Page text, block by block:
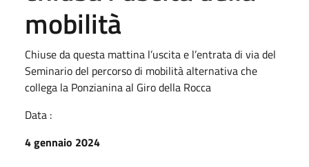
mobilità
Chiuse da questa mattina l’uscita e l’entrata di via del
Seminario del percorso di mobilità alternativa che
collega la Ponzianina al Giro della Rocca
Data :
4 gennaio 2024